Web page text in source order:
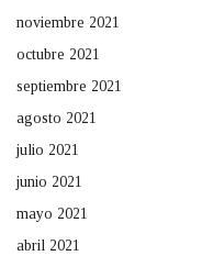
noviembre 2021
octubre 2021
septiembre 2021
agosto 2021
julio 2021
junio 2021
mayo 2021
abril 2021